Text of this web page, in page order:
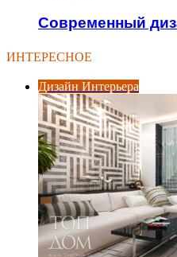
Современный
ИНТЕРЕСНОЕ
Дизайн Интерьера